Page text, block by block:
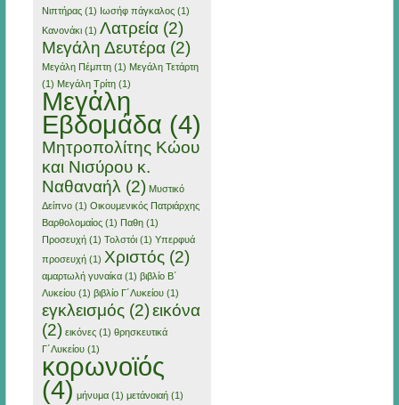
Νιπτήρας(1) Ιωσήφ πάγκαλος(1)
Κανονάκι(1) Λατρεία(2)
Μεγάλη Δευτέρα(2)
Μεγάλη Πέμπτη(1) Μεγάλη Τετάρτη
(1) Μεγάλη Τρίτη(1)
Μεγἀλη
Εβδομάδα (4)
Μητροπολίτης Κώου
και Νισύρου κ.
Ναθαναήλ (2) Μυστικό
Δείπνο(1) Οικουμενικός Πατριάρχης
Βαρθολομαίος(1) Παθη(1)
Προσευχή(1) Τολστόι(1) Υπερφυά
προσευχή(1) Χριστός (2)
αμαρτωλή γυναίκα(1) βιβλίο Β΄
Λυκείου(1) βιβλίο Γ΄Λυκείου(1)
εγκλεισμός (2)εικόνα
(2) εικόνες(1) θρησκευτικά
Γ΄Λυκείου(1)
κορωνοϊός
(4) μήνυμα(1) μετάνοιαή(1)